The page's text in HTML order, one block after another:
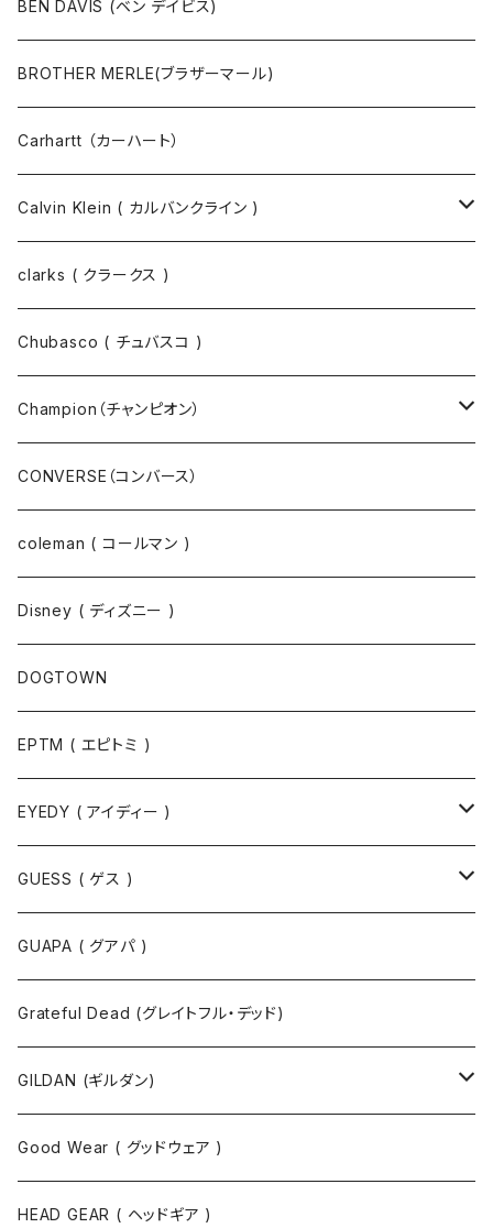
その他
マスクコード
財布 / キーケース
キーホルダー / スマホスタンド
コート
パンツ
パーカ
パンツ
ジャケット・ブルゾン
コート
シャツ
半袖Tシャツ
長袖Tシャツ
半袖シャツ
長袖シャツ
スウェット
パーカー
ニット
ジャケット
コート
ポロシャツ
パンツ
BEN DAVIS (ベン デイビス)
BROTHER MERLE(ブラザーマール)
Carhartt （カーハート）
Calvin Klein ( カルバンクライン )
ジャケット
パーカー
clarks ( クラークス )
Chubasco ( チュバスコ )
Champion（チャンピオン）
スウェットパンツ
パーカー
スウェット
Tシャツ
CONVERSE（コンバース）
coleman ( コールマン )
Disney ( ディズニー )
DOGTOWN
EPTM ( エピトミ )
EYEDY ( アイディー )
Tシャツ
半袖Tシャツ
長袖Tシャツ
ポロシャツ
シャツ
スウェット
パーカ
ジャケット
GUESS ( ゲス )
ジャケット
GUAPA ( グアパ )
Grateful Dead (グレイトフル・デッド)
GILDAN (ギルダン)
ソックス
Good Wear ( グッドウェア )
HEAD GEAR ( ヘッドギア )